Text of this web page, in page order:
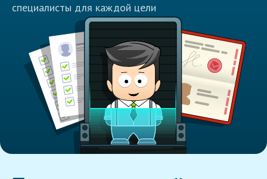
специалисты для каждой цели